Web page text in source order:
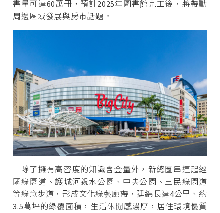
書量可達60萬冊，預計2025年圖書館完工後，將帶動
周邊區域發展與房市話題。
除了擁有高密度的知識含金量外，新總圖串連起經
國綠園道、護城河親水公園、中央公園、三民綠園道
等綠意步道，形成文化綠藝廊帶，延綿長達4公里、約
3.5萬坪的綠覆面積，生活休閒感濃厚，居住環境優質